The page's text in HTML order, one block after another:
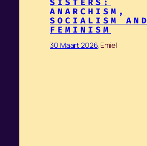
ANARCHISM,
SOCIALISM AND
FEMINISM
30 Maart 2026,Emiel